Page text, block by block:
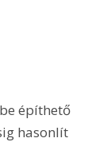
építhető
hasonlít